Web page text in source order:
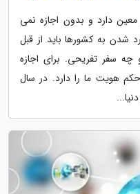
دارد و بدون اجازه نمی
شدن به کشورها باید از قبل
چه سفر تفریحی. برای اجازه
هویت ما را دارد. در سال